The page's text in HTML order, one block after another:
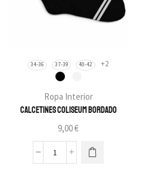
34-36 37-39 40-42 +2
Ropa Interior
Calcetines Coliseum Bordado
9,00€